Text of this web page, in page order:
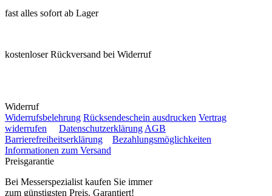
fast alles sofort ab Lager
kostenloser Rückversand bei Widerruf
Widerruf
Widerrufsbelehrung Rücksendeschein ausdrucken Vertrag
widerrufen
Datenschutzerklärung AGB
Barrierefreiheitserklärung
Bezahlungsmöglichkeiten
Informationen zum Versand
Preisgarantie
Bei Messerspezialist kaufen Sie immer
zum günstigsten Preis. Garantiert!